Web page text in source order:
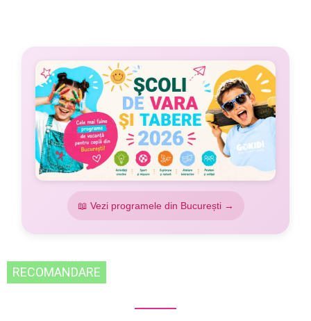
📖 Vezi programele din București →
RECOMANDARE